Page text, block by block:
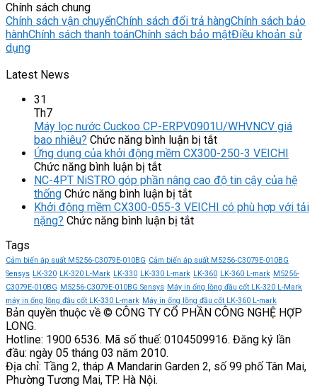
Chính sách chung
Chính sách vận chuyểnChính sách đổi trả hàngChính sách bảo
hànhChính sách thanh toánChính sách bảo mậtĐiều khoản sử
dụng
Latest News
31
Th7
Máy lọc nước Cuckoo CP-ERPV0901U/WHVNCV giá
bao nhiêu? Chức năng bình luận bị tắtở
Máy
nước
CP-
nhiêu?
Ứng dụng của khởi động mềm CX300-250-3 VEICHI
Chức năng bình luận bị tắtở
Ứng
dụng
của
khởi
CX300-
250-
3
VEICHI
NC-4PT NiSTRO góp phần nâng cao độ tin cậy của hệ
thống Chức năng bình luận bị tắtở
NC-
4PT
phần
nâng
cao
độ
tin
của
thống
Khởi động mềm CX300-055-3 VEICHI có phù hợp với tải
nặng? Chức năng bình luận bị tắtở
mềm
CX300-
055-
3
VEICHI
phù
với
Tags
Cảm biến áp suất M5256-C3079E-010BG Cảm biến áp suất M5256-C3079E-010BG
Sensys LK-320 LK-320 L-Mark LK-330 LK-330 L-mark LK-360 LK-360 L-mark M5256-
C3079E-010BG M5256-C3079E-010BG Sensys Máy in ống lồng đầu cốt LK-320 L-Mark
máy in ống lồng đầu cốt LK-330 L-mark Máy in ống lồng đầu cốt LK-360 L-mark
Bản quyền thuộc về © CÔNG TY CỔ PHẦN CÔNG NGHỆ HỢP
LONG.
Hotline: 1900 6536. Mã số thuế: 0104509916. Đăng ký lần
đầu: ngày 05 tháng 03 năm 2010.
Địa chỉ: Tầng 2, tháp A Mandarin Garden 2, số 99 phố Tân Mai,
Phường Tương Mai, TP. Hà Nội.